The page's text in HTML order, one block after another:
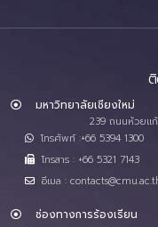
มหาวิทยาลัยเชียงใหม่
239 ถนนห้วยแก้
โทรศัพท์ :+66 5394 1300
โทรสาร : +66 5321 7143
อีเมล :
ช่องทางการร้องเรียน